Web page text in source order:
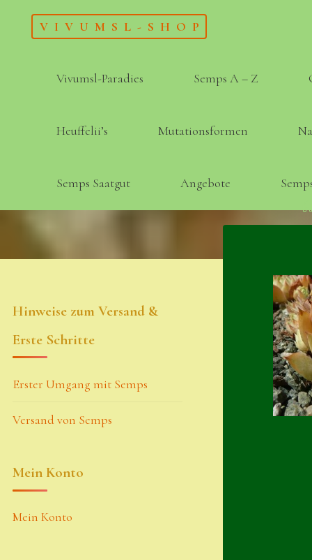
VIVUMSL-SHOP
Vivumsl-Paradies Semps A – Z
Heuffelii’s Mutationsformen
Semps Saatgut Angebote
Hinweise zum Versand &
Erste Schritte
Erster Umgang mit Semps
Versand von Semps
Mein Konto
Mein Konto